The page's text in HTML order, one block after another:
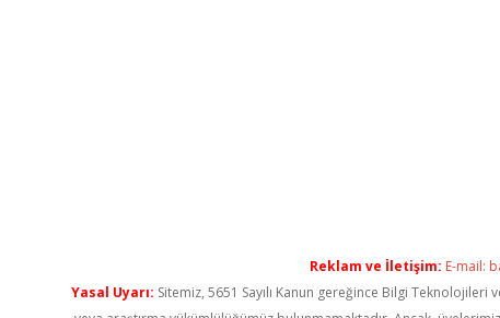
Reklam ve İletişim: E-mail:
Yasal Uyarı: Sitemiz, 5651 Sayılı Kanun gereğince Bilgi